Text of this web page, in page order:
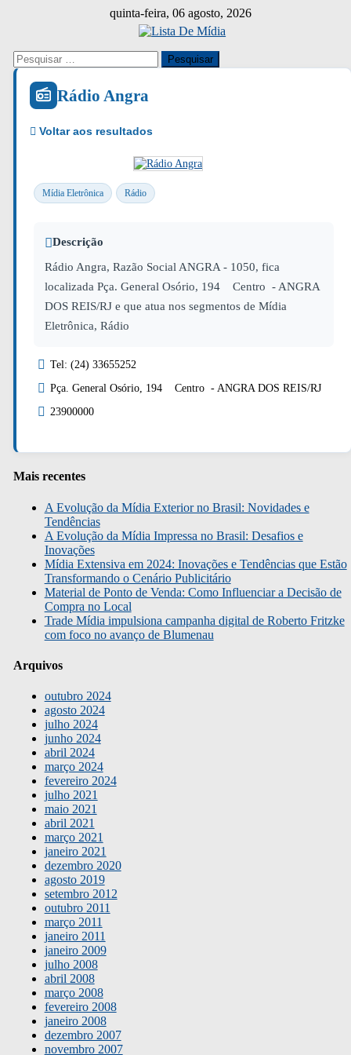
quinta-feira, 06 agosto, 2026
Pesquisar
por:
Rádio Angra
Mídia Eletrônica Rádio
Descrição
Rádio Angra, Razão Social ANGRA - 1050, fica
localizada Pça. General Osório, 194 Centro - ANGRA
DOS REIS/RJ e que atua nos segmentos de Mídia
Eletrônica, Rádio
Tel: (24) 33655252
Pça. General Osório, 194 Centro - ANGRA DOS REIS/RJ
23900000
Mais recentes
A Evolução da Mídia Exterior no Brasil: Novidades e
Tendências
A Evolução da Mídia Impressa no Brasil: Desafios e
Inovações
Mídia Extensiva em 2024: Inovações e Tendências que Estão
Transformando o Cenário Publicitário
Material de Ponto de Venda: Como Influenciar a Decisão de
Compra no Local
Trade Mídia impulsiona campanha digital de Roberto Fritzke
com foco no avanço de Blumenau
Arquivos
outubro 2024
agosto 2024
julho 2024
junho 2024
abril 2024
março 2024
fevereiro 2024
julho 2021
maio 2021
abril 2021
março 2021
janeiro 2021
dezembro 2020
agosto 2019
setembro 2012
outubro 2011
março 2011
janeiro 2011
janeiro 2009
julho 2008
abril 2008
março 2008
fevereiro 2008
janeiro 2008
dezembro 2007
novembro 2007